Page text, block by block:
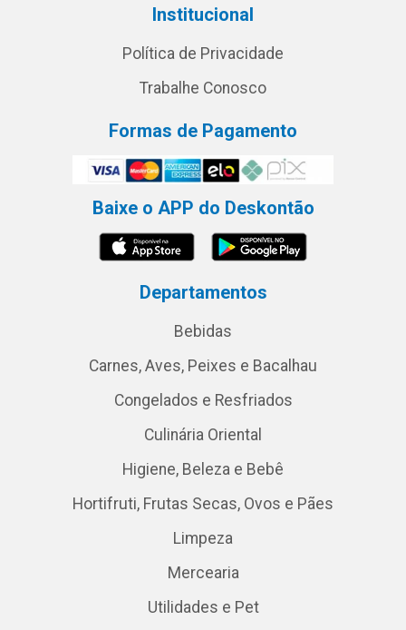
Institucional
Política de Privacidade
Trabalhe Conosco
Formas de Pagamento
Baixe o APP do Deskontão
Departamentos
Bebidas
Carnes, Aves, Peixes e Bacalhau
Congelados e Resfriados
Culinária Oriental
Higiene, Beleza e Bebê
Hortifruti, Frutas Secas, Ovos e Pães
Limpeza
Mercearia
Utilidades e Pet